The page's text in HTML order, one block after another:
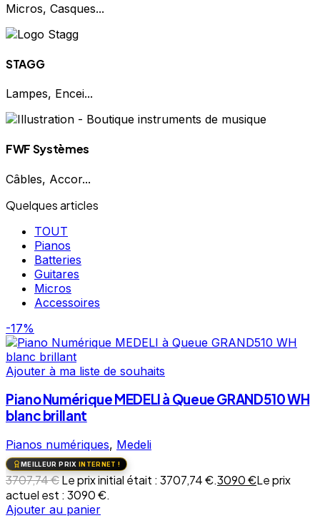
Micros, Casques...
STAGG
Lampes, Encei...
FWF Systèmes
Câbles, Accor...
Quelques articles
TOUT
Pianos
Batteries
Guitares
Micros
Accessoires
-17%
Ajouter à ma liste de souhaits
Piano Numérique MEDELI à Queue GRAND510 WH
blanc brillant
Pianos numériques, Medeli
MEILLEUR PRIX INTERNET !
3707,74€Le prix initial était : 3707,74 €.3090€Le prix
actuel est : 3090 €.
Ajouter au panier